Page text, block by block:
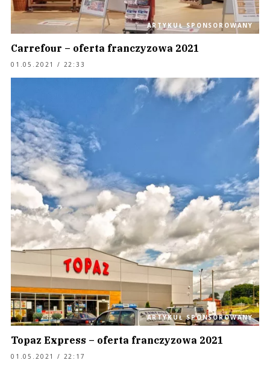
ARTYKUŁ SPONSOROWANY
Carrefour – oferta franczyzowa 2021
01.05.2021 / 22:33
ARTYKUŁ SPONSOROWANY
Topaz Express – oferta franczyzowa 2021
01.05.2021 / 22:17